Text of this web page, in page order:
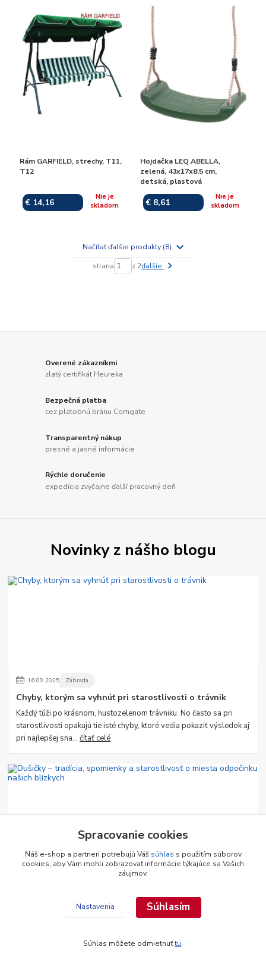
Rám GARFIELD, strechy, T11,
T12
€ 14,16
Nie je
skladom
Hojdačka LEQ ABELLA,
zelená, 43x17x8.5 cm,
detská, plastová
€ 8,61
Nie je
skladom
Načítať ďalšie produkty (8)
strana z 2ďalšie
Overené zákazníkmi
zlatý certifikát Heureka
Bezpečná platba
cez platobnú bránu Comgate
Transparentný nákup
presné a jasné informácie
Rýchle doručenie
expedícia zvyčajne ďalší pracovný deň
Novinky z nášho blogu
16.09.2025 Záhrada
Chyby, ktorým sa vyhnúť pri starostlivosti o trávnik
Každý túži po krásnom, hustozelenom trávniku. No často sa pri
starostlivosti opakujú tie isté chyby, ktoré vedia pokaziť výsledok aj
pri najlepšej sna...čítať celé
16.09.2025 Domácnosť
Dušičky, alebo Sviatok všetkých zosnulých, si na Slovensku
Spracovanie cookies
Náš e-shop a partneri potrebujú Váš súhlas s použitím súborov
cookies, aby Vám mohli zobrazovať informácie týkajúce sa Vašich
záujmov.
Nastavenia Súhlasím
Súhlas môžete odmietnuťtu.